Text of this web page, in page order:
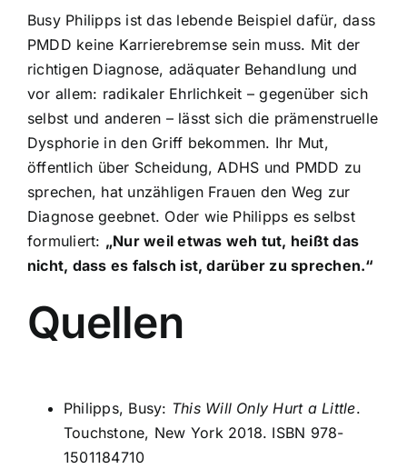
Busy Philipps ist das lebende Beispiel dafür, dass
PMDD keine Karrierebremse sein muss. Mit der
richtigen Diagnose, adäquater Behandlung und
vor allem: radikaler Ehrlichkeit – gegenüber sich
selbst und anderen – lässt sich die prämenstruelle
Dysphorie in den Griff bekommen. Ihr Mut,
öffentlich über Scheidung, ADHS und PMDD zu
sprechen, hat unzähligen Frauen den Weg zur
Diagnose geebnet. Oder wie Philipps es selbst
formuliert: „Nur weil etwas weh tut, heißt das
nicht, dass es falsch ist, darüber zu sprechen.“
Quellen
Philipps, Busy: This Will Only Hurt a Little.
Touchstone, New York 2018. ISBN 978-
1501184710